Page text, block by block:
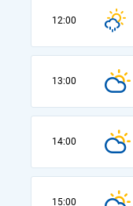
12:00
13:00
14:00
15:00